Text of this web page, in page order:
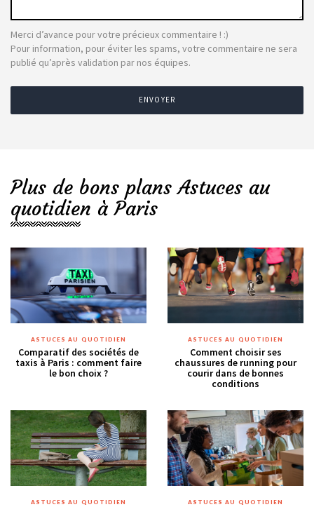
Merci d’avance pour votre précieux commentaire ! :)
Pour information, pour éviter les spams, votre commentaire ne sera
publié qu’après validation par nos équipes.
ENVOYER
Plus de bons plans Astuces au
quotidien à Paris
ASTUCES AU QUOTIDIEN
Comparatif des sociétés de
taxis à Paris : comment faire
le bon choix ?
ASTUCES AU QUOTIDIEN
Comment choisir ses
chaussures de running pour
courir dans de bonnes
conditions
ASTUCES AU QUOTIDIEN ASTUCES AU QUOTIDIEN